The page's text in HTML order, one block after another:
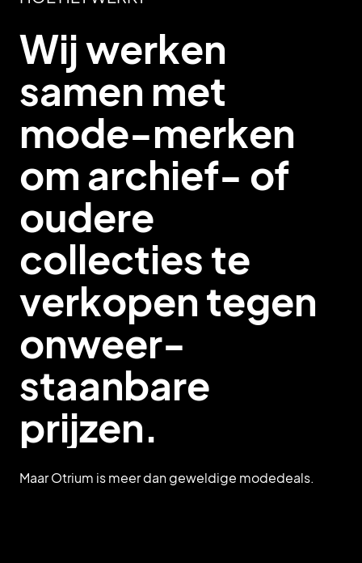
Wij werken
samen met
mode-merken
om archief- of
oudere
collecties te
verkopen tegen
onweer-
staanbare
prijzen.
Maar Otrium is meer dan geweldige modedeals.